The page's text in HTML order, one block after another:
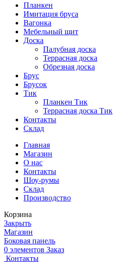
Планкен
Имитация бруса
Вагонка
Мебельный щит
Доска
Палубная доска
Террасная доска
Обрезная доска
Брус
Брусок
Тик
Планкен Тик
Террасная доска Тик
Контакты
Склад
Главная
Магазин
О нас
Контакты
Шоу-румы
Склад
Производство
Корзина
Закрыть
Магазин
Боковая панель
0 элементов Заказ
Контакты